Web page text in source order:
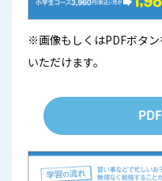
※画像もしくはPDFボタ
いただけます。